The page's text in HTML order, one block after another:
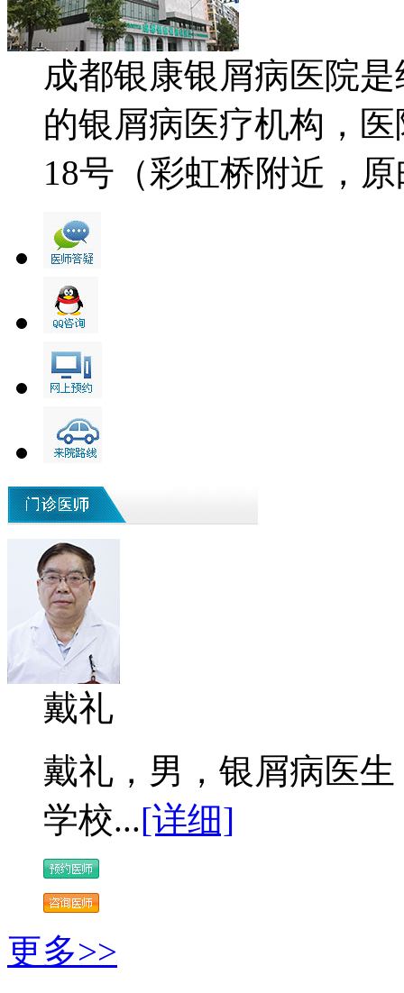
成都银康银屑病医院
的银屑病医疗机构，
18号（彩虹桥附近，
戴礼
戴礼，男，银屑病医
学校...[详细]
更多>>